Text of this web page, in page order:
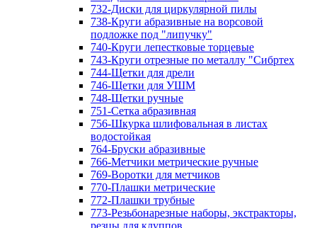
732-Диски для циркулярной пилы
738-Круги абразивные на ворсовой
подложке под "липучку"
740-Круги лепестковые торцевые
743-Круги отрезные по металлу "Сибртех
744-Щетки для дрели
746-Щетки для УШМ
748-Щетки ручные
751-Сетка абразивная
756-Шкурка шлифовальная в листах
водостойкая
764-Бруски абразивные
766-Метчики метрические ручные
769-Воротки для метчиков
770-Плашки метрические
772-Плашки трубные
773-Резьбонарезные наборы, экстракторы,
резцы для клуппов